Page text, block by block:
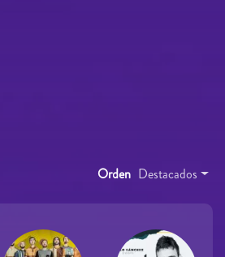
Orden Destacados